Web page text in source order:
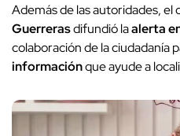
Además de las autoridades, el
Guerrerasdifundió laalerta
colaboración de la ciudadanía
informaciónque ayude a